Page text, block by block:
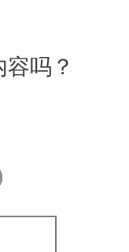
吗？